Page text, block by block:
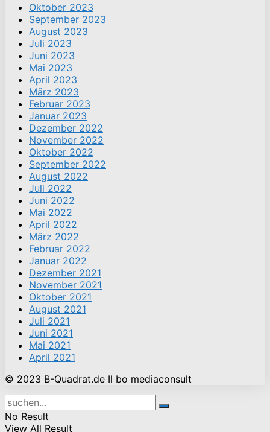
Oktober 2023
September 2023
August 2023
Juli 2023
Juni 2023
Mai 2023
April 2023
März 2023
Februar 2023
Januar 2023
Dezember 2022
November 2022
Oktober 2022
September 2022
August 2022
Juli 2022
Juni 2022
Mai 2022
April 2022
März 2022
Februar 2022
Januar 2022
Dezember 2021
November 2021
Oktober 2021
August 2021
Juli 2021
Juni 2021
Mai 2021
April 2021
© 2023 B-Quadrat.de II bo mediaconsult
No Result
View All Result